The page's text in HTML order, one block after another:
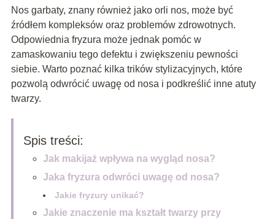
Nos garbaty, znany również jako orli nos, może być
źródłem kompleksów oraz problemów zdrowotnych.
Odpowiednia fryzura może jednak pomóc w
zamaskowaniu tego defektu i zwiększeniu pewności
siebie. Warto poznać kilka trików stylizacyjnych, które
pozwolą odwrócić uwagę od nosa i podkreślić inne atuty
twarzy.
Spis treści:
Jak makijaż wpływa na wygląd nosa?
Jaka fryzura odwróci uwagę od nosa?
Jakie fryzury unikać?
Jakie znaczenie ma kształt twarzy przy